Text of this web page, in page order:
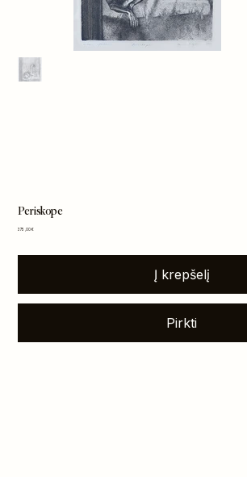
Periskope
Kaina
375,00 €
Į krepšelį
Pirkti